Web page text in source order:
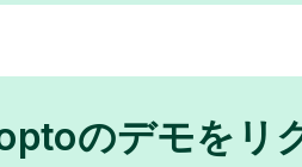
のデモをリ